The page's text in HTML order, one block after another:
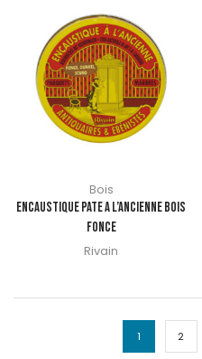
Bois
ENCAUSTIQUE PATE A L’ANCIENNE BOIS
FONCE
Rivain
1 2